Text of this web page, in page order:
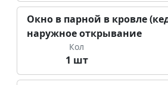
Окно в парной в кровле
наружное открывание
Кол
1 шт